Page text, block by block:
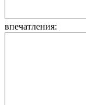
впечатления: